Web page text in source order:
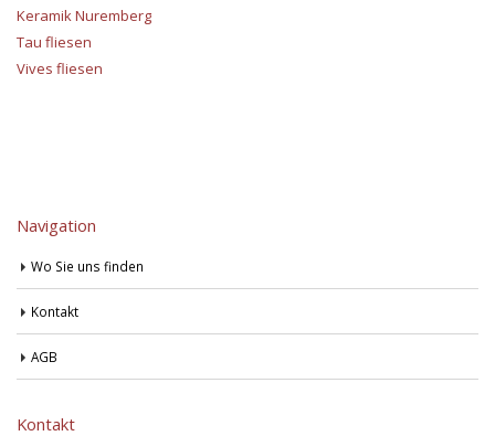
Keramik Nuremberg
Tau fliesen
Vives fliesen
Navigation
Wo Sie uns finden
Kontakt
AGB
Kontakt